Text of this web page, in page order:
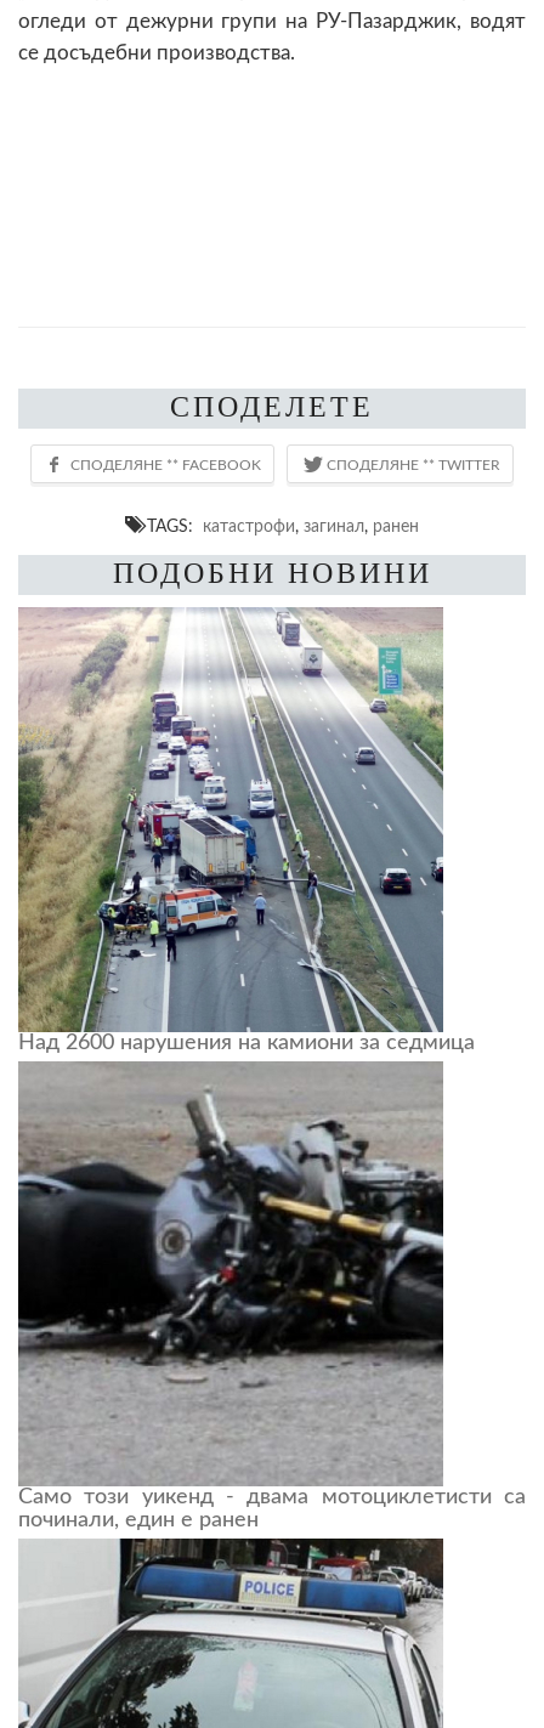
огледи от дежурни групи на РУ-Пазарджик, водят
се досъдебни производства.
СПОДЕЛЕТЕ
TAGS: катастрофи, загинал, ранен
ПОДОБНИ НОВИНИ
Над 2600 нарушения на камиони за седмица
Само този уикенд - двама мотоциклетисти са
починали, един е ранен